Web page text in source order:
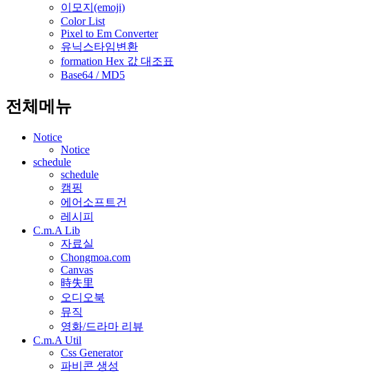
이모지(emoji)
Color List
Pixel to Em Converter
유닉스타임변환
formation Hex 값 대조표
Base64 / MD5
전체메뉴
Notice
Notice
schedule
schedule
캠핑
에어소프트건
레시피
C.m.A Lib
자료실
Chongmoa.com
Canvas
時失里
오디오북
뮤직
영화/드라마 리뷰
C.m.A Util
Css Generator
파비콘 생성